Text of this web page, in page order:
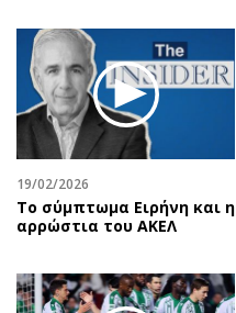
19/02/2026
Το σύμπτωμα Ειρήνη και η
αρρώστια του ΑΚΕΛ